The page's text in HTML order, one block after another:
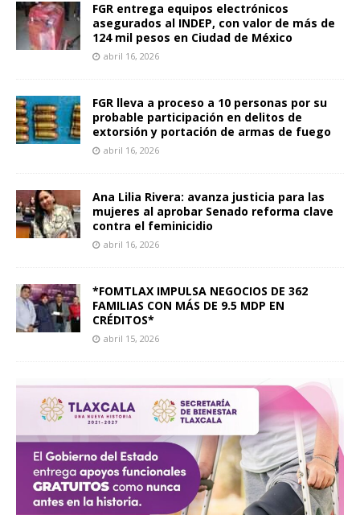
FGR entrega equipos electrónicos
asegurados al INDEP, con valor de más de
124 mil pesos en Ciudad de México
abril 16, 2026
FGR lleva a proceso a 10 personas por su
probable participación en delitos de
extorsión y portación de armas de fuego
abril 16, 2026
Ana Lilia Rivera: avanza justicia para las
mujeres al aprobar Senado reforma clave
contra el feminicidio
abril 16, 2026
*FOMTLAX IMPULSA NEGOCIOS DE 362
FAMILIAS CON MÁS DE 9.5 MDP EN
CRÉDITOS*
abril 15, 2026